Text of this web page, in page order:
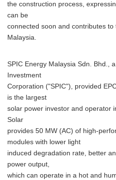
the construction process,
can be
connected soon and contributes
Malaysia.
SPIC Energy Malaysia Sdn. Bhd.,
Investment
Corporation ("SPIC"), provided
is the largest
solar power investor and operator
Solar
provides 50 MW (AC) of high-
modules with lower light
induced degradation rate, better
power output,
which can operate in a hot and